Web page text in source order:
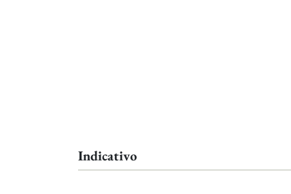
Indicativo